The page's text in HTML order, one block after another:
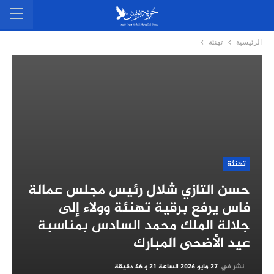
الرئيسية تهنئة
تهنئة
حسن التازي شلال رئيس مجلس عمالة
فاس يرفع برقية تهنئة وولاء إلى
جلالة الملك محمد السادس بمناسبة
عيد الأضحى المبارك
نشر في 27 مايو 2026 الساعة 21 و 46 دقيقة